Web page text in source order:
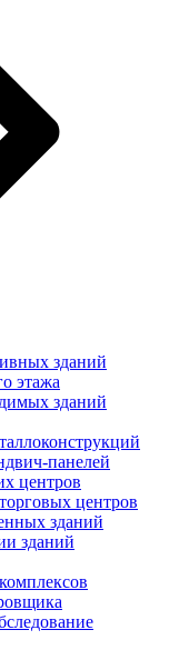
зданий
этажа
зданий
панелей
центров
центров
зданий
зданий